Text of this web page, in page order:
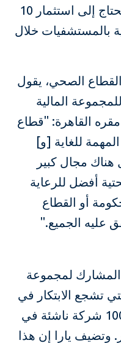
- أن البلاد ستحتاج إلى استثمار 10
بالمستشفيات خلال
الصحي، يقول
المالية
القاهرة: "قطاع
للغاية [و]
هناك مجال كبير
أفضل للرعاية
أو القطاع
عليه الجميع."
المشارك لمجموعة
تشجع الابتكار في
مجال الطب، إن هناك حوالي 100 شركة ناشئة في
وتضيف يارا إن هذا